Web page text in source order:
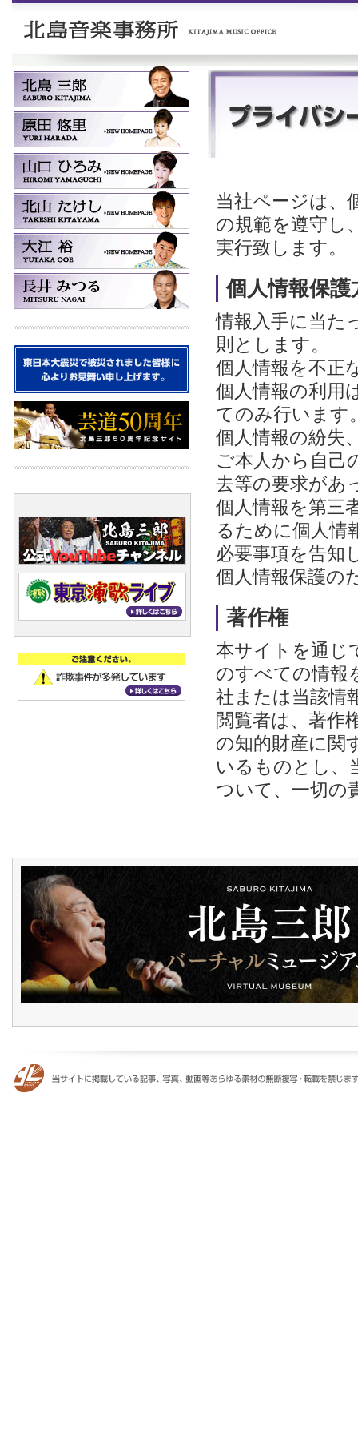
当社ページは、
の規範を遵守し
実行致します。
個人情報保護
情報入手に当た
則とします。
個人情報を不正
個人情報の利用
てのみ行います
個人情報の紛失
ご本人から自己
去等の要求があ
個人情報を第三
るために個人情
必要事項を告知
個人情報保護の
著作権
本サイトを通じ
のすべての情報
社または当該情
閲覧者は、著作
の知的財産に関
いるものとし、
ついて、一切の